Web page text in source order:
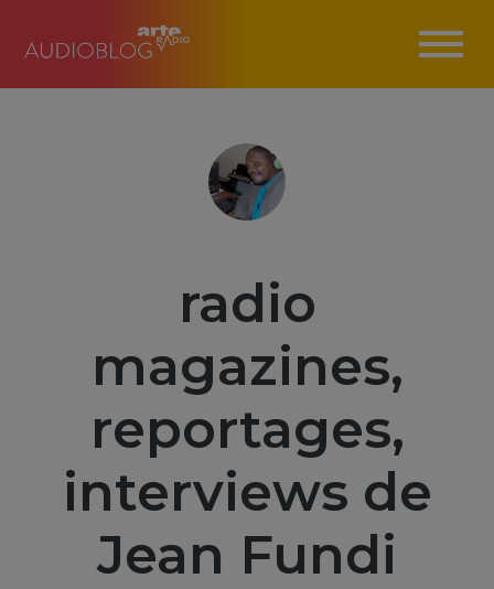
radio
magazines,
reportages,
interviews de
Jean Fundi